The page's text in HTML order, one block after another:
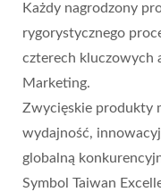
Każdy nagrodzony
rygorystycznego
czterech kluczowych
Marketing.
Zwycięskie produkty
wydajność,
globalną
Symbol Taiwan